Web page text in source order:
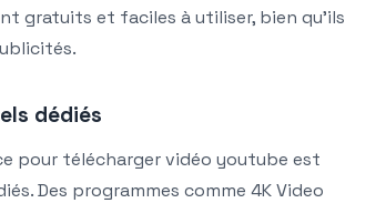
gratuits et faciles à utiliser, bien qu’ils
dédiés
pour télécharger vidéo youtube est
Des programmes comme 4K Video